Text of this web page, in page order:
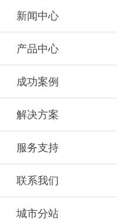
新闻中心
产品中心
成功案例
解决方案
服务支持
联系我们
城市分站